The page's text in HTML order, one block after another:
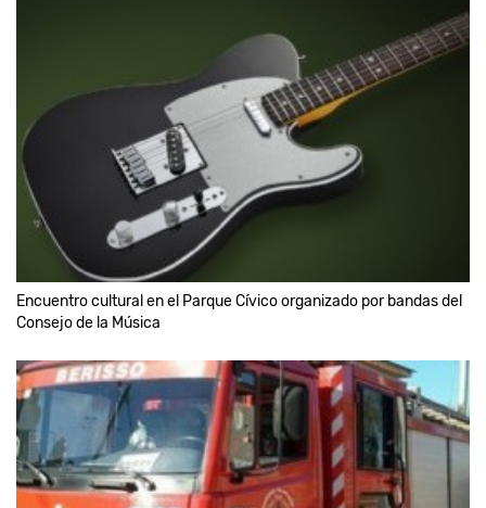
Encuentro cultural en el Parque Cívico organizado por bandas del
Consejo de la Música